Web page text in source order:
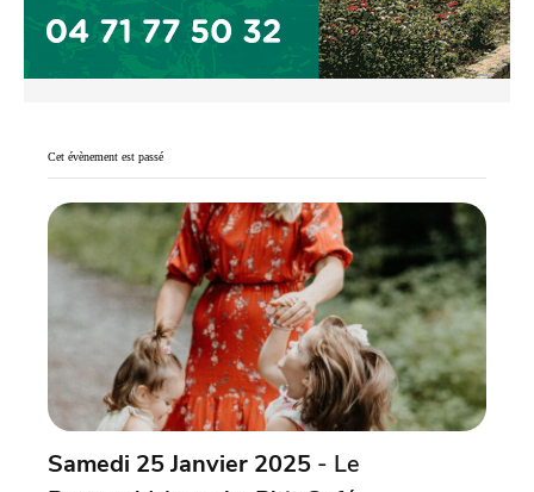
Cet évènement est passé
Samedi 25 Janvier 2025 - Le